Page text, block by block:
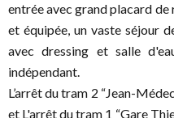
entrée avec grand placard de
et équipée, un vaste séjour
avec dressing et salle
indépendant.
L’arrêt du tram 2 “Jean-
et L'arrêt du tram 1 “Gare